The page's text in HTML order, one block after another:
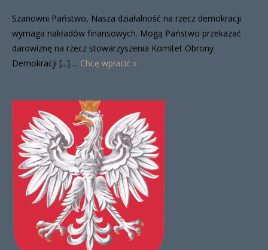
Szanowni Państwo, Nasza działalność na rzecz demokracji
wymaga nakładów finansowych. Mogą Państwo przekazać
darowiznę na rzecz stowarzyszenia Komitet Obrony
Demokracji [...] ... Chcę wpłacić »